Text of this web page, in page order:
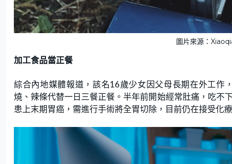
圖片來源：
加工食品當正餐
綜合內地媒體報道，該名16歲少女因父母長期在外工作
燒、辣條代替一日三餐正餐。半年前開始經常肚痛，吃不
患上末期胃癌，需進行手術將全胃切除，目前仍在接受化療